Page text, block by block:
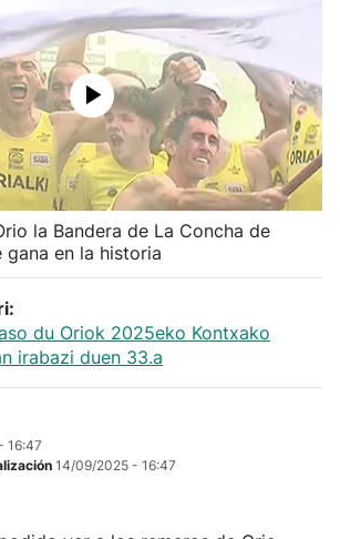
la Bandera de La Concha de
gana en la historia
du Oriok 2025eko Kontxako
irabazi duen 33.a
16:47
14/09/2025 - 16:47